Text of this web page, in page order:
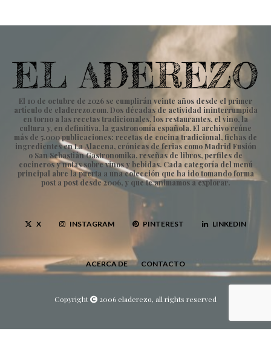
El 10 de octubre de 2026 se cumplirán veinte años desde el primer
artículo de eladerezo.com. Dos décadas de actividad ininterrumpida
en torno a las recetas tradicionales, los restaurantes, el vino, la
cultura y, en definitiva, la gastronomía española. El archivo reúne
más de 5.000 publicaciones: recetas de cocina tradicional, fichas de
ingredientes en La Alacena, crónicas de ferias como Madrid Fusión
o San Sebastián Gastronomika, reseñas de libros, perfiles de
cocineros y notas sobre vinos y bebidas. Cada categoría del menú
principal abre la puerta a una colección que ha ido tomando forma
post a post desde 2006, y que te animamos a explorar.
X INSTAGRAM PINTEREST LINKEDIN
ACERCA DE CONTACTO
Copyright 2006 eladerezo, all rights reserved